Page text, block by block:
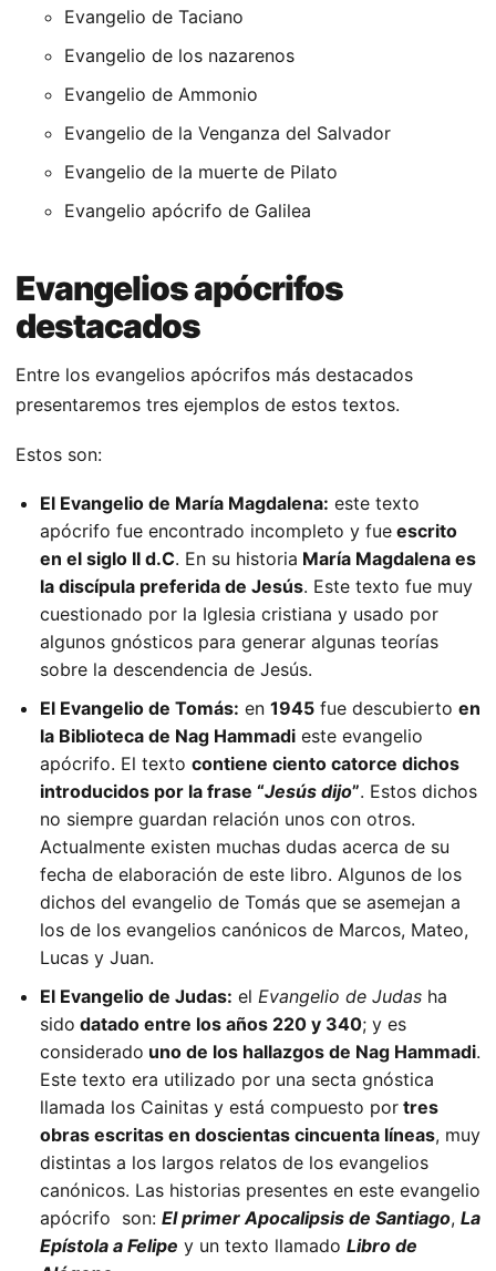
Evangelio de Taciano
Evangelio de los nazarenos
Evangelio de Ammonio
Evangelio de la Venganza del Salvador
Evangelio de la muerte de Pilato
Evangelio apócrifo de Galilea
Evangelios apócrifos
destacados
Entre los evangelios apócrifos más destacados
presentaremos tres ejemplos de estos textos.
Estos son:
El Evangelio de María Magdalena: este texto
apócrifo fue encontrado incompleto y fue escrito
en el siglo II d.C. En su historia María Magdalena es
la discípula preferida de Jesús. Este texto fue muy
cuestionado por la Iglesia cristiana y usado por
algunos gnósticos para generar algunas teorías
sobre la descendencia de Jesús.
El Evangelio de Tomás: en 1945 fue descubierto en
la Biblioteca de Nag Hammadi este evangelio
apócrifo. El texto contiene ciento catorce dichos
introducidos por la frase “Jesús dijo”. Estos dichos
no siempre guardan relación unos con otros.
Actualmente existen muchas dudas acerca de su
fecha de elaboración de este libro. Algunos de los
dichos del evangelio de Tomás que se asemejan a
los de los evangelios canónicos de Marcos, Mateo,
Lucas y Juan.
El Evangelio de Judas: el Evangelio de Judas ha
sido datado entre los años 220 y 340; y es
considerado uno de los hallazgos de Nag Hammadi.
Este texto era utilizado por una secta gnóstica
llamada los Cainitas y está compuesto por tres
obras escritas en doscientas cincuenta líneas, muy
distintas a los largos relatos de los evangelios
canónicos. Las historias presentes en este evangelio
apócrifo son: El primer Apocalipsis de Santiago, La
Epístola a Felipe y un texto llamado Libro de